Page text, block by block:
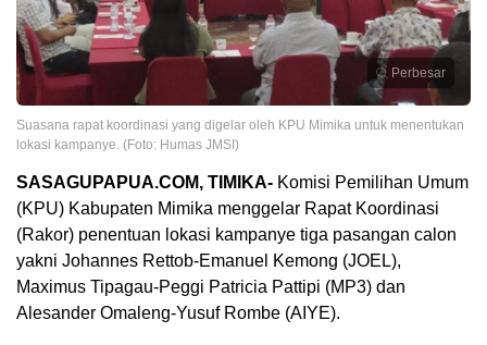
Perbesar
Suasana rapat koordinasi yang digelar oleh KPU Mimika untuk menentukan
lokasi kampanye. (Foto: Humas JMSI)
SASAGUPAPUA.COM, TIMIKA- Komisi Pemilihan Umum
(KPU) Kabupaten Mimika menggelar Rapat Koordinasi
(Rakor) penentuan lokasi kampanye tiga pasangan calon
yakni Johannes Rettob-Emanuel Kemong (JOEL),
Maximus Tipagau-Peggi Patricia Pattipi (MP3) dan
Alesander Omaleng-Yusuf Rombe (AIYE).